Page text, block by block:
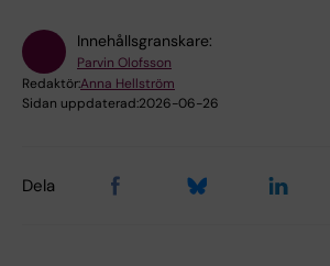
Innehållsgranskare:
Parvin Olofsson
Redaktör:Anna Hellström
Sidan uppdaterad:2026-06-26
Dela